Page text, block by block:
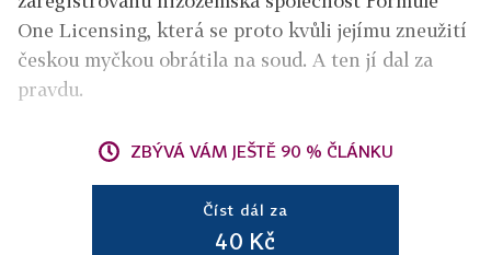
One Licensing, která se proto kvůli jejímu zneužití
českou myčkou obrátila na soud. A ten jí dal za
pravdu.
ZBÝVÁ VÁM JEŠTĚ 90 % ČLÁNKU
Číst dál za
40 Kč